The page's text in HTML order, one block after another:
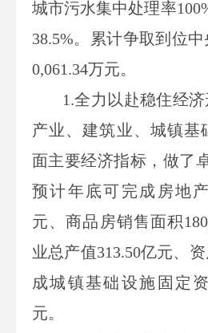
城市污水集中处理率
38.5%。累计争取到位
0,061.34万元。
1.全力以赴稳住经
产业、建筑业、城镇基
面主要经济指标，做了
预计年底可完成房地
元、商品房销售面积180
业总产值313.50亿元、
成城镇基础设施固定
元。